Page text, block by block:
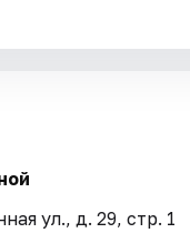
ул., д. 29, стр. 1